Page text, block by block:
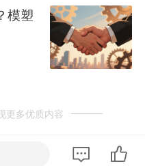
模塑
更多优质内容